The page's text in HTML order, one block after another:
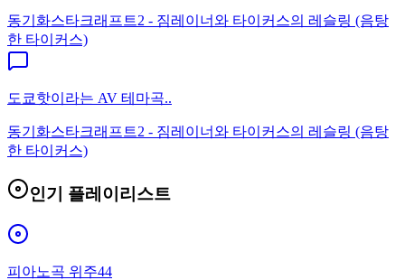
동기화스타크래프트2 - 짐레이너와 타이커스의 레슬링 (음탕
한 타이커스)
도쿄핫이라는 AV 테마곡..
동기화스타크래프트2 - 짐레이너와 타이커스의 레슬링 (음탕
한 타이커스)
인기 플레이리스트
피아노곡 위주44